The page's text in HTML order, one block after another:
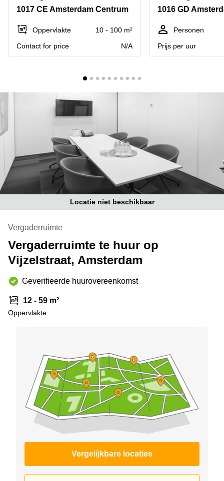
Hengelo
Hilversum
Hoofddorp
Tiel
Westpoort
Reeuwijk
Business
Arnhem
Westpoort
center
Den
space
Coworking
Arnhem
Kantoorruimte
in Arnhem
space
Coworking
space
Kantoor
Huren
Hengelo
Bedrijfsruimte
Huren in
1017 CE Amsterdam Centrum
Oppervlakte
10 - 100 m²
Contact for price
N/A
1016 GD
Personen
Prijs per uur
Locatie niet beschikbaar
Vergaderruimte
Vergaderruimte te huur op
Vijzelstraat, Amsterdam
Geverifieerde huurovereenkomst
12 - 59 m²
Oppervlakte
Vergelijkbare locaties